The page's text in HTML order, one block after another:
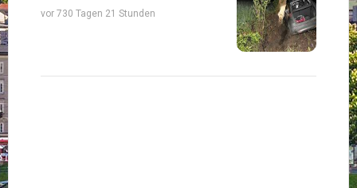
vor 730 Tagen 21 Stunden